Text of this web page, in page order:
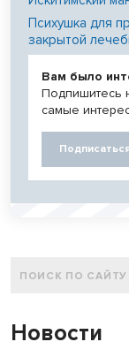
Психушка для
закрытой
Вам было
Подпишитесь
самые
Новости